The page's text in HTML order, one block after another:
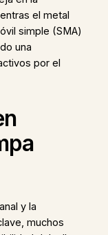
el metal
simple (SMA)
una
por el
y la
muchos